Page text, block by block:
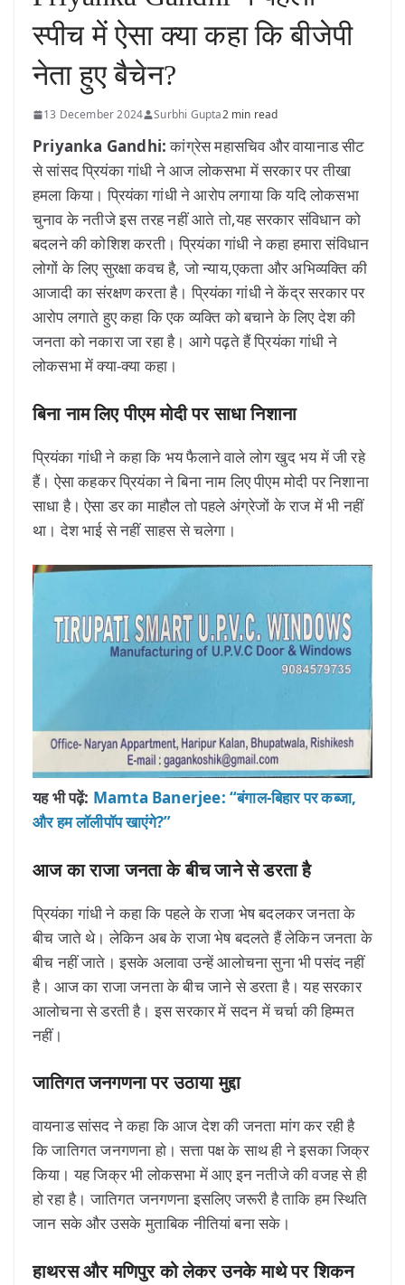
स्पीच में ऐसा क्या कहा कि बीजेपी
नेता हुए बैचेन?
13 December 2024 Surbhi Gupta2 min read
Priyanka Gandhi:कांग्रेस महासचिव और वायानाड सीट
से सांसद प्रियंका गांधी ने आज लोकसभा में सरकार पर तीखा
हमला किया। प्रियंका गांधी ने आरोप लगाया कि यदि लोकसभा
चुनाव के नतीजे इस तरह नहीं आते तो,यह सरकार संविधान को
बदलने की कोशिश करती। प्रियंका गांधी ने कहा हमारा संविधान
लोगों के लिए सुरक्षा कवच है, जो न्याय,एकता और अभिव्यक्ति की
आजादी का संरक्षण करता है। प्रियंका गांधी ने केंद्र सरकार पर
आरोप लगाते हुए कहा कि एक व्यक्ति को बचाने के लिए देश की
जनता को नकारा जा रहा है। आगे पढ़ते हैं प्रियंका गांधी ने
लोकसभा में क्या-क्या कहा।
बिना नाम लिए पीएम मोदी पर साधा निशाना
प्रियंका गांधी ने कहा कि भय फैलाने वाले लोग खुद भय में जी रहे
हैं। ऐसा कहकर प्रियंका ने बिना नाम लिए पीएम मोदी पर निशाना
साधा है। ऐसा डर का माहौल तो पहले अंग्रेजों के राज में भी नहीं
था। देश भाई से नहीं साहस से चलेगा।
यह भी पढ़ें: Mamta Banerjee: “बंगाल-बिहार पर कब्जा,
और हम लॉलीपॉप खाएंगे?”
आज का राजा जनता के बीच जाने से डरता है
प्रियंका गांधी ने कहा कि पहले के राजा भेष बदलकर जनता के
बीच जाते थे। लेकिन अब के राजा भेष बदलते हैं लेकिन जनता के
बीच नहीं जाते। इसके अलावा उन्हें आलोचना सुना भी पसंद नहीं
है। आज का राजा जनता के बीच जाने से डरता है। यह सरकार
आलोचना से डरती है। इस सरकार में सदन में चर्चा की हिम्मत
नहीं।
जातिगत जनगणना पर उठाया मुद्दा
वायनाड सांसद ने कहा कि आज देश की जनता मांग कर रही है
कि जातिगत जनगणना हो। सत्ता पक्ष के साथ ही ने इसका जिक्र
किया। यह जिक्र भी लोकसभा में आए इन नतीजे की वजह से ही
हो रहा है। जातिगत जनगणना इसलिए जरूरी है ताकि हम स्थिति
जान सके और उसके मुताबिक नीतियां बना सके।
हाथरस और मणिपुर को लेकर उनके माथे पर शिकन